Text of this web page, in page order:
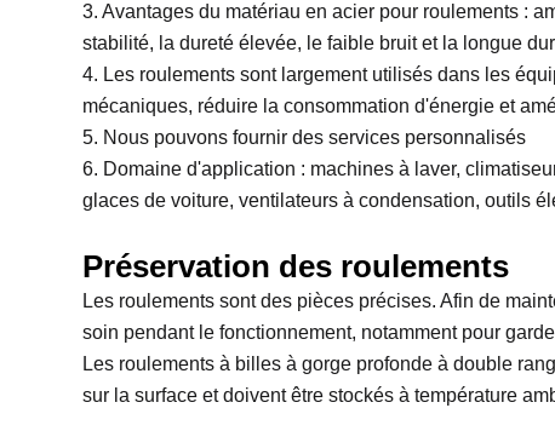
3. Avantages du matériau en acier pour roulements :
stabilité, la dureté élevée, le faible bruit et la longue
4. Les roulements sont largement utilisés dans les
mécaniques, réduire la consommation d'énergie et
5. Nous pouvons fournir des services personnalisés
6. Domaine d'application : machines à laver,
glaces de voiture, ventilateurs à condensation, outils
Préservation des roulements
Les roulements sont des pièces précises. Afin de
soin pendant le fonctionnement, notamment pour
Les roulements à billes à gorge profonde à double
sur la surface et doivent être stockés à température